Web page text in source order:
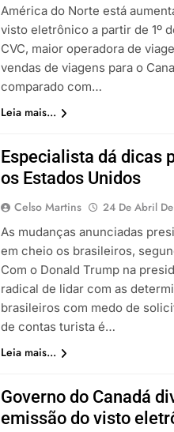
América do Norte está
visto eletrônico a partir de 1º
CVC, maior operadora de
vendas de viagens para o
comparado com…
Leia mais...
Especialista dá dicas
os Estados Unidos
Celso Martins 24 De Abril
As mudanças anunciadas
em cheio os brasileiros,
Com o Donald Trump na
radical de lidar com as
brasileiros com medo de
de contas turista é…
Leia mais...
Governo do Canadá
emissão do visto